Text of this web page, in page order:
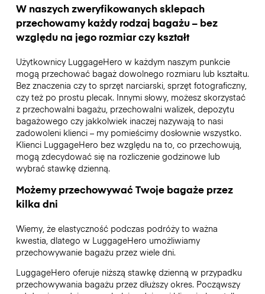
W naszych zweryfikowanych sklepach
przechowamy każdy rodzaj bagażu – bez
względu na jego rozmiar czy kształt
Użytkownicy LuggageHero w każdym naszym punkcie
mogą przechować bagaż dowolnego rozmiaru lub kształtu.
Bez znaczenia czy to sprzęt narciarski, sprzęt fotograficzny,
czy też po prostu plecak. Innymi słowy, możesz skorzystać
z przechowalni bagażu, przechowalni walizek, depozytu
bagażowego czy jakkolwiek inaczej nazywają to nasi
zadowoleni klienci – my pomieścimy dosłownie wszystko.
Klienci LuggageHero bez względu na to, co przechowują,
mogą zdecydować się na rozliczenie godzinowe lub
wybrać stawkę dzienną.
Możemy przechowywać Twoje bagaże przez
kilka dni
Wiemy, że elastyczność podczas podróży to ważna
kwestia, dlatego w LuggageHero umożliwiamy
przechowywanie bagażu przez wiele dni.
LuggageHero oferuje niższą stawkę dzienną w przypadku
przechowywania bagażu przez dłuższy okres. Począwszy